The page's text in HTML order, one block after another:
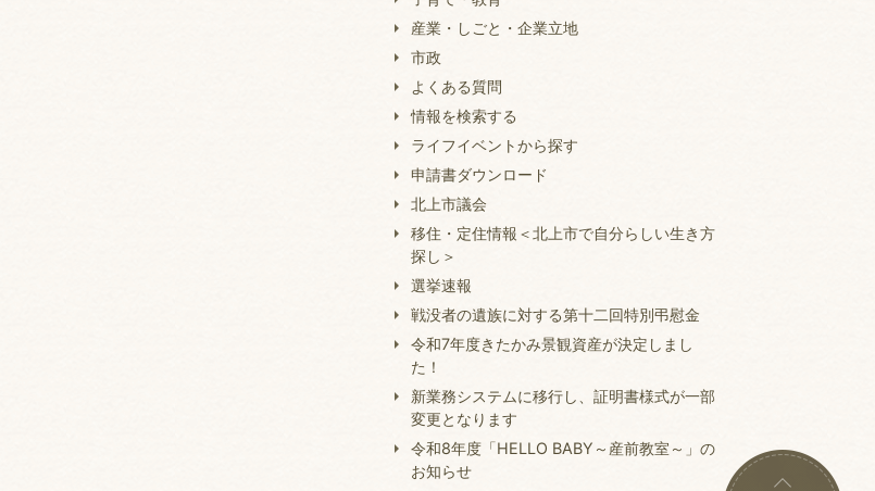
産業・しごと・企業立地
市政
よくある質問
情報を検索する
ライフイベントから探す
申請書ダウンロード
北上市議会
移住・定住情報＜北上市で自分らしい生き方
探し＞
選挙速報
戦没者の遺族に対する第十二回特別弔慰金
令和7年度きたかみ景観資産が決定しまし
た！
新業務システムに移行し、証明書様式が一部
変更となります
令和8年度「HELLO BABY～産前教室～」の
お知らせ